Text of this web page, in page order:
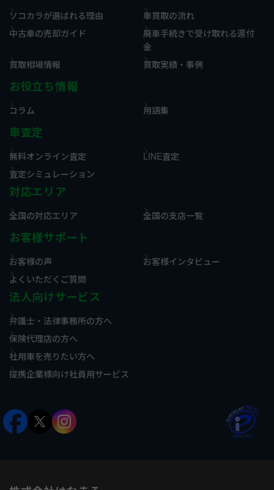
ソコカラが選ばれる理由
車買取の流れ
中古車の売却ガイド
廃車手続きで受け取れる還付
金
買取相場情報
買取実績・事例
お役立ち情報
コラム 用語集
車査定
無料オンライン査定
LINE査定
査定シミュレーション
対応エリア
全国の対応エリア 全国の支店一覧
お客様サポート
お客様の声
お客様インタビュー
よくいただくご質問
法人向けサービス
弁護士・法律事務所の方へ
保険代理店の方へ
社用車を売りたい方へ
提携企業様向け社員用サービス